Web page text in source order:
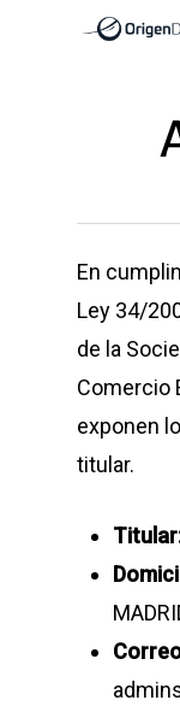
En
Ley 34/
de la
Comercio
exponen
titular.